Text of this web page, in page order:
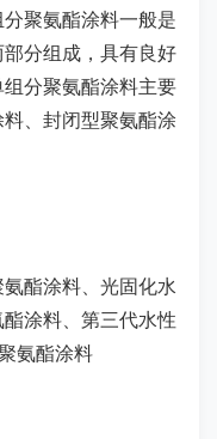
聚氨酯涂料一般是
分组成，具有良好
分聚氨酯涂料主要
、封闭型聚氨酯涂
酯涂料、光固化水
涂料、第三代水性
氨酯涂料